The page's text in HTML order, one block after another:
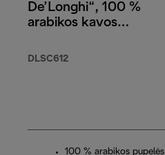
De’Longhi“, 100 %
arabikos kavos
DLSC612
100 % arabikos pupelės